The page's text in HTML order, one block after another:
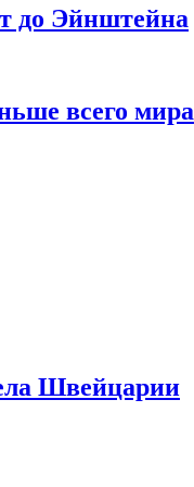
до Эйнштейна
всего мира
Швейцарии